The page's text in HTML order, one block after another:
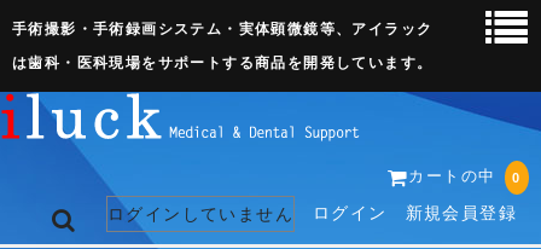
手術撮影・手術録画システム・実体顕微鏡等、アイラック
は歯科・医科現場をサポートする商品を開発しています。
カートの中 0
ログインしていません ログイン 新規会員登録